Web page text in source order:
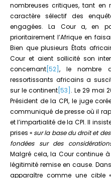
nombreuses critiques, tant en
caractère sélectif des
engagées. La Cour a, en
prioritairement l’Afrique en
Bien que plusieurs États
Cour et aient sollicité son
concernant [52] , le nombre
ressortissants africains a
sur le continent [53] . Le 29 mai
Président de la CPI, le juge
communiqué de presse où il
et l’impartialité de la CPI. Il
prises « sur la base du droit et
fondées sur des
Malgré cela, la Cour continue
légitimité remise en cause.
apparaître comme une cible